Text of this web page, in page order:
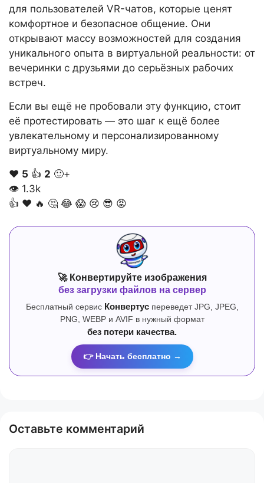
для пользователей VR-чатов, которые ценят
комфортное и безопасное общение. Они
открывают массу возможностей для создания
уникального опыта в виртуальной реальности: от
вечеринки с друзьями до серьёзных рабочих
встреч.
Если вы ещё не пробовали эту функцию, стоит
её протестировать — это шаг к ещё более
увлекательному и персонализированному
виртуальному миру.
❤️ 5 👍 2 🙂+
👁 1.3k
👍 ❤️ 🔥 🤔 😂 😱 😢 😎 😡
🚀 Конвертируйте изображения
без загрузки файлов на сервер
Бесплатный сервис Конвертуспереведет JPG, JPEG,
PNG, WEBP и AVIF в нужный формат
без потери качества.
👉 Начать бесплатно →
Оставьте комментарий